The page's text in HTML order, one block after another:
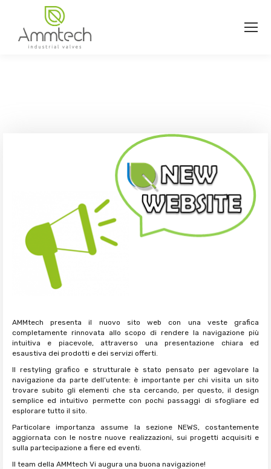
AMMtech presenta il nuovo sito web con una veste grafica
completamente rinnovata allo scopo di rendere la navigazione più
intuitiva e piacevole, attraverso una presentazione chiara ed
esaustiva dei prodotti e dei servizi offerti.
Il restyling grafico e strutturale è stato pensato per agevolare la
navigazione da parte dell’utente: è importante per chi visita un sito
trovare subito gli elementi che sta cercando, per questo, il design
semplice ed intuitivo permette con pochi passaggi di sfogliare ed
esplorare tutto il sito.
Particolare importanza assume la sezione NEWS, costantemente
aggiornata con le nostre nuove realizzazioni, sui progetti acquisiti e
sulla partecipazione a fiere ed eventi.
Il team della AMMtech Vi augura una buona navigazione!